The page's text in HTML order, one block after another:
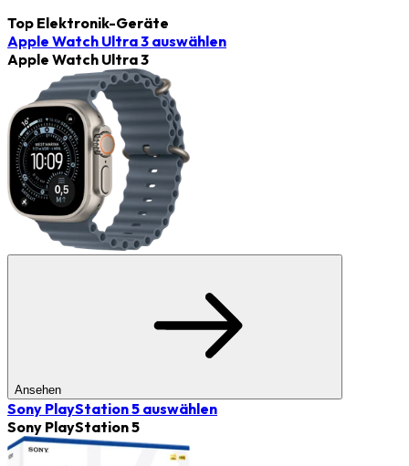
Top Elektronik-Geräte
Apple Watch Ultra 3 auswählen
Apple Watch Ultra 3
Ansehen
Sony PlayStation 5 auswählen
Sony PlayStation 5